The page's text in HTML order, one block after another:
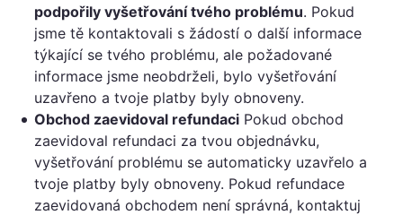
podpořily vyšetřování tvého problému. Pokud
jsme tě kontaktovali s žádostí o další informace
týkající se tvého problému, ale požadované
informace jsme neobdrželi, bylo vyšetřování
uzavřeno a tvoje platby byly obnoveny.
Obchod zaevidoval refundaci Pokud obchod
zaevidoval refundaci za tvou objednávku,
vyšetřování problému se automaticky uzavřelo a
tvoje platby byly obnoveny. Pokud refundace
zaevidovaná obchodem není správná, kontaktuj